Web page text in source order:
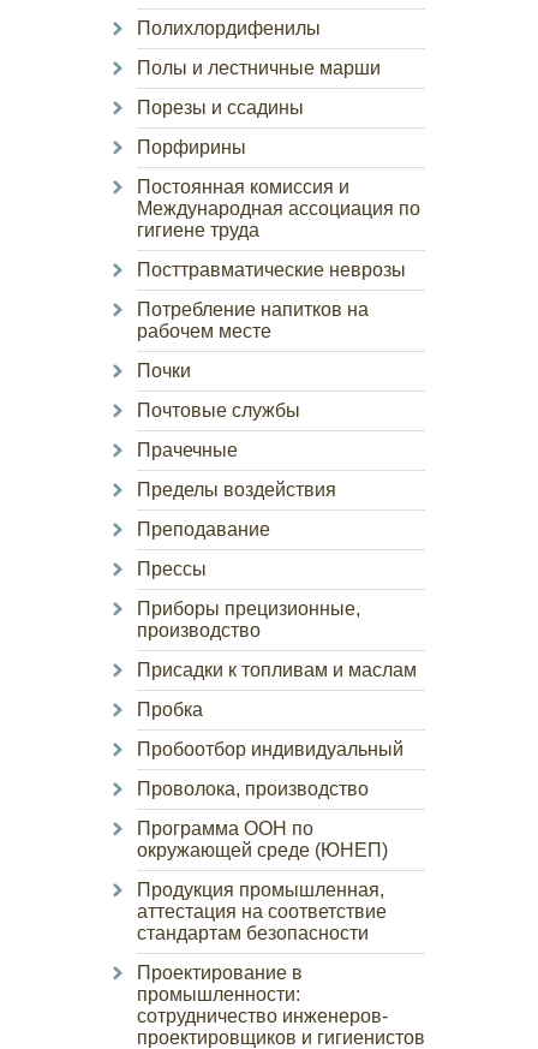
Полихлордифенилы
Полы и лестничные марши
Порезы и ссадины
Порфирины
Постоянная комиссия и
Международная ассоциация по
гигиене труда
Посттравматические неврозы
Потребление напитков на
рабочем месте
Почки
Почтовые службы
Прачечные
Пределы воздействия
Преподавание
Прессы
Приборы прецизионные,
производство
Присадки к топливам и маслам
Пробка
Пробоотбор индивидуальный
Проволока, производство
Программа ООН по
окружающей среде (ЮНЕП)
Продукция промышленная,
аттестация на соответствие
стандартам безопасности
Проектирование в
промышленности:
сотрудничество инженеров-
проектировщиков и гигиенистов